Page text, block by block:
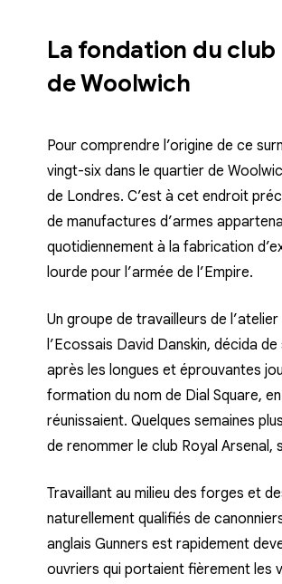
La fondation du
de Woolwich
Pour comprendre l’origine de ce
vingt-six dans le quartier de
de Londres. C’est à cet endroit
de manufactures d’armes
quotidiennement à la fabrication
lourde pour l’armée de l’Empire.
Un groupe de travailleurs de
l’Ecossais David Danskin, décida
après les longues et éprouvantes
formation du nom de Dial Square,
réunissaient. Quelques semaines
de renommer le club Royal Arsenal,
Travaillant au milieu des forges et
naturellement qualifiés de
anglais Gunners est rapidement
ouvriers qui portaient fièrement les